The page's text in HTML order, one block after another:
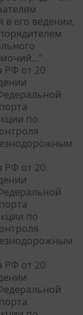
его ведении,
РФ от 20
по
РФ от 20
по
РФ от 20